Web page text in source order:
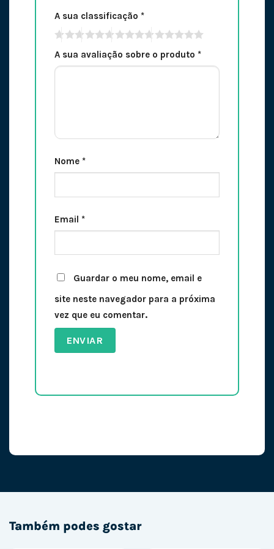
A sua classificação *
A sua avaliação sobre o produto *
Nome *
Email *
Guardar o meu nome, email e
site neste navegador para a próxima
vez que eu comentar.
Também podes gostar